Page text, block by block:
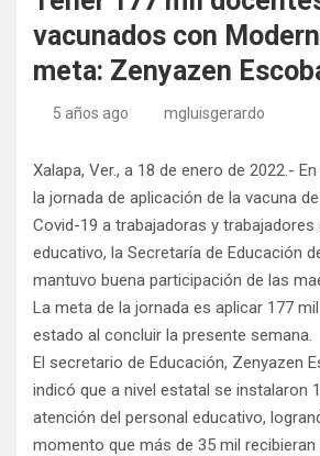
vacunados con
meta: Zenyazen
5 años ago mgluisgerardo
Xalapa, Ver., a 18 de enero de 2022.-
la jornada de aplicación de la vacuna
Covid-19 a trabajadoras y
educativo, la Secretaría de Educación
mantuvo buena participación de las
La meta de la jornada es aplicar 177
estado al concluir la presente semana.
El secretario de Educación, Zenyazen
indicó que a nivel estatal se instalaron
atención del personal educativo,
momento que más de 35 mil recibieran